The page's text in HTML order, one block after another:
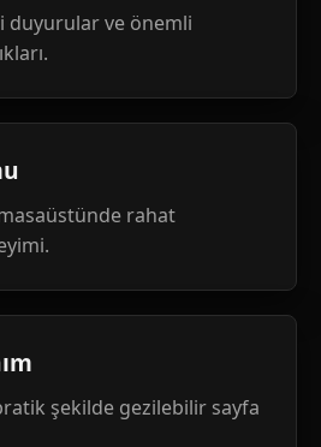
duyurular ve önemli
rahat
şekilde gezilebilir sayfa